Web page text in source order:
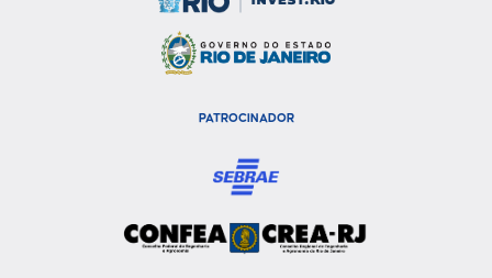
PATROCINADOR